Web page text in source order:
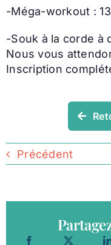
-Méga-workout :
-Souk à la corde à
Nous vous
Inscription
Précédent